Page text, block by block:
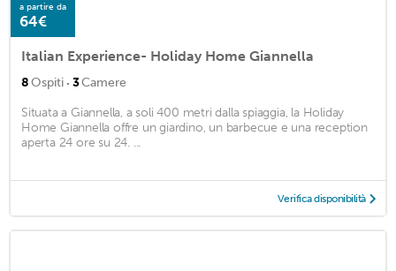
a partire da
64€
Italian Experience- Holiday Home Giannella
8Ospiti · 3Camere
Situata a Giannella, a soli 400 metri dalla spiaggia, la Holiday
Home Giannella offre un giardino, un barbecue e una reception
aperta 24 ore su 24. ...
Verifica disponibilità